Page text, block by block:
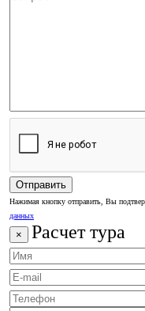
Нажимая кнопку отправить, Вы
данных
× Расчет тура